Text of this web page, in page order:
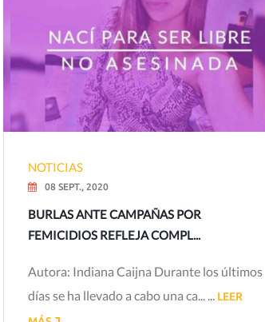
NOTICIAS
08 SEPT., 2020
BURLAS ANTE CAMPAÑAS POR
FEMICIDIOS REFLEJA COMPL...
Autora: Indiana Caijna Durante los últimos
días se ha llevado a cabo una ca... ...
LEER